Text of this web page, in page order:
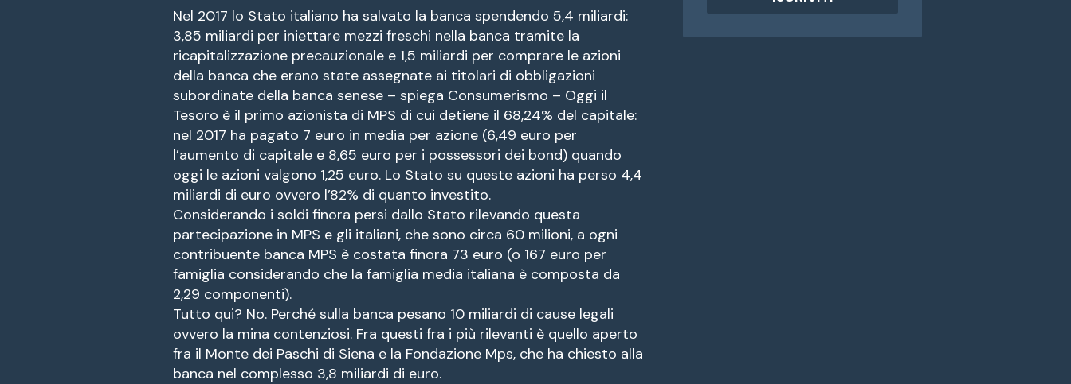
Nel 2017 lo Stato italiano ha salvato la banca spendendo 5,4 miliardi:
3,85 miliardi per iniettare mezzi freschi nella banca tramite la
ricapitalizzazione precauzionale e 1,5 miliardi per comprare le azioni
della banca che erano state assegnate ai titolari di obbligazioni
subordinate della banca senese – spiega Consumerismo – Oggi il
Tesoro è il primo azionista di MPS di cui detiene il 68,24% del capitale:
nel 2017 ha pagato 7 euro in media per azione (6,49 euro per
l’aumento di capitale e 8,65 euro per i possessori dei bond) quando
oggi le azioni valgono 1,25 euro. Lo Stato su queste azioni ha perso 4,4
miliardi di euro ovvero l’82% di quanto investito.
Considerando i soldi finora persi dallo Stato rilevando questa
partecipazione in MPS e gli italiani, che sono circa 60 milioni, a ogni
contribuente banca MPS è costata finora 73 euro (o 167 euro per
famiglia considerando che la famiglia media italiana è composta da
2,29 componenti).
Tutto qui? No. Perché sulla banca pesano 10 miliardi di cause legali
ovvero la mina contenziosi. Fra questi fra i più rilevanti è quello aperto
fra il Monte dei Paschi di Siena e la Fondazione Mps, che ha chiesto alla
banca nel complesso 3,8 miliardi di euro.
r